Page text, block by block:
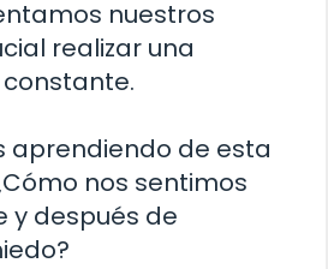
nuestros
realizar una
aprendiendo de esta
nos sentimos
y después de